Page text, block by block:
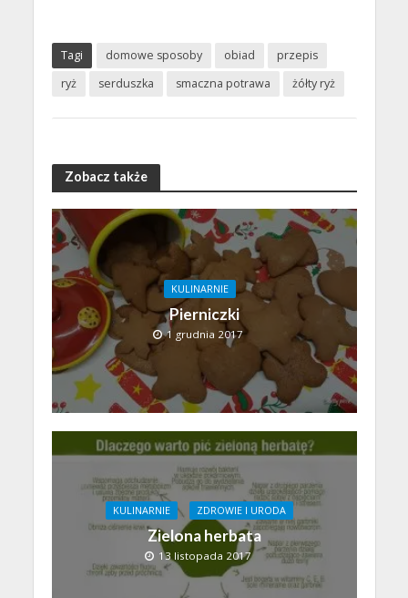
Tagi domowe sposoby obiad
przepis
ryż
serduszka smaczna potrawa żółty ryż
Zobacz także
KULINARNIE
Pierniczki
1 grudnia 2017
KULINARNIE ZDROWIE I URODA
Zielona herbata
13 listopada 2017